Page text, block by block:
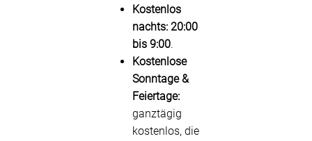
Kostenlos
nachts: 20:00
bis 9:00.
Kostenlose
Sonntage &
Feiertage:
ganztägig
kostenlos, die